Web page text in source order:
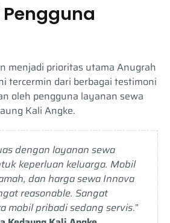
menjadi prioritas utama Anugrah
tercermin dari berbagai testimoni
oleh pengguna layanan sewa
Kali Angke.
dengan layanan sewa
keperluan keluarga. Mobil
dan harga sewa Innova
reasonable. Sangat
mobil pribadi sedang servis.”